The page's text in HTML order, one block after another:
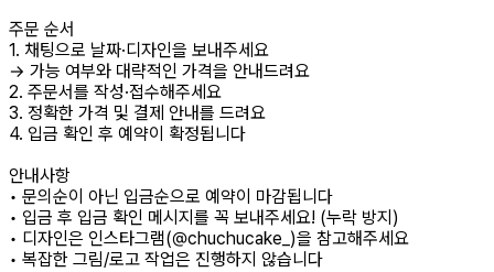
주문 순서
1. 채팅으로 날짜·디자인을 보내주세요
→ 가능 여부와 대략적인 가격을 안내드려요
2. 주문서를 작성·접수해주세요
3. 정확한 가격 및 결제 안내를 드려요
4. 입금 확인 후 예약이 확정됩니다
안내사항
• 문의순이 아닌 입금순으로 예약이 마감됩니다
• 입금 후 입금 확인 메시지를 꼭 보내주세요! (누락 방지)
• 디자인은 인스타그램(@chuchucake_)을 참고해주세요
• 복잡한 그림/로고 작업은 진행하지 않습니다